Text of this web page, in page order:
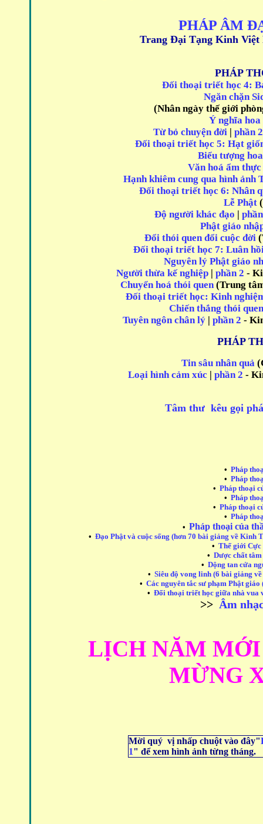
PHÁPÂM
Trang Đại Tạng Kinh Việt
PHÁP
Đối thoại triết học 4:
Ngăn chặn
(Nhân ngày thế giới
Ý nghĩa hoa
Từ bỏ chuyện đời | phần
Đối thoại triết học 5: Hạt
Biểu tượng
Văn hoá ẩm thực
Hạnh khiêm cung qua hình ảnh
Đối thoại triết học 6: Nhân
Lễ Phật
Độ người khác đạo |
Phật giáo
Đổi thói quen đổi cuộc đời
Đối thoại triết học 7: Luân
Nguyên lý Phật giáo
Người thừa kế nghiệp| phần 2 -
Chuyển hoá thói quen (Trung
Đối thoại triết học: Kinh
Chiến thắng thói quen
Tuyên ngôn chân lý| phần 2 -
PHÁP
Tin sâu nhân quả
Loại hình cảm xúc | phần 2 -
Tâm thư kêu gọi
• Pháp
• Pháp
• Pháp thoại
• Pháp
• Pháp thoại
• Pháp
• Pháp thoại của
• Đạo Phật và cuộc sống (hơn 70 bài giảng về Kinh
• Thế giới Cực
• Dược chất
• Dộng tan cửa
• Siêu độ vong linh (6 bài giảng về
• Các nguyên tắc sư phạm Phật giáo
• Đối thoại triết học giữa nhà vua
>> Âm
LỊCH NĂM
MỪNG
Mời quý vị nhấp chuột vào đây"
1" để xem hình ảnh từng tháng.